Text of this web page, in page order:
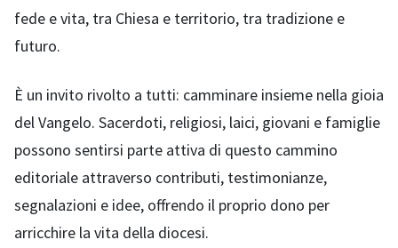
fede e vita, tra Chiesa e territorio, tra tradizione e
futuro.
È un invito rivolto a tutti: camminare insieme nella gioia
del Vangelo. Sacerdoti, religiosi, laici, giovani e famiglie
possono sentirsi parte attiva di questo cammino
editoriale attraverso contributi, testimonianze,
segnalazioni e idee, offrendo il proprio dono per
arricchire la vita della diocesi.